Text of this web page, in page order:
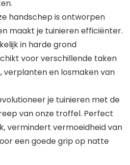
handschep is ontworpen
maakt je tuinieren efficiënter.
in harde grond
voor verschillende taken
verplanten en losmaken van
je tuinieren met de
van onze troffel. Perfect
vermindert vermoeidheid van
een goede grip op natte